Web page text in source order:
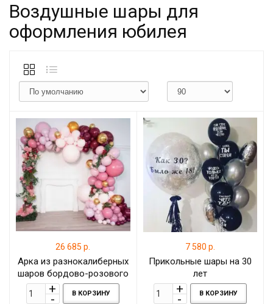
Воздушные шары для
оформления юбилея
26 685 р.
Арка из разнокалиберных
шаров бордово-розового
цвета с бутонами цветов,
7 метровВ КОРЗИНУ
7 580 р.
Прикольные шары на 30
лет
В КОРЗИНУ